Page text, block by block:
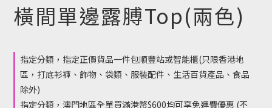
橫間單邊露膊Top(兩色)
指定分類，指定正價貨品一件包順豐站或智能櫃(只限香港地
區，打底衫褲、飾物、袋類、服裝配件、生活百貨產品、食品
除外)
指定分類，澳門地區全單買滿港幣$600均可享免運費優惠 (不